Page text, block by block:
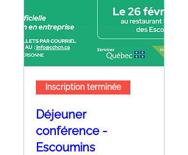
Inscription terminée
Déjeuner
conférence -
Escoumins